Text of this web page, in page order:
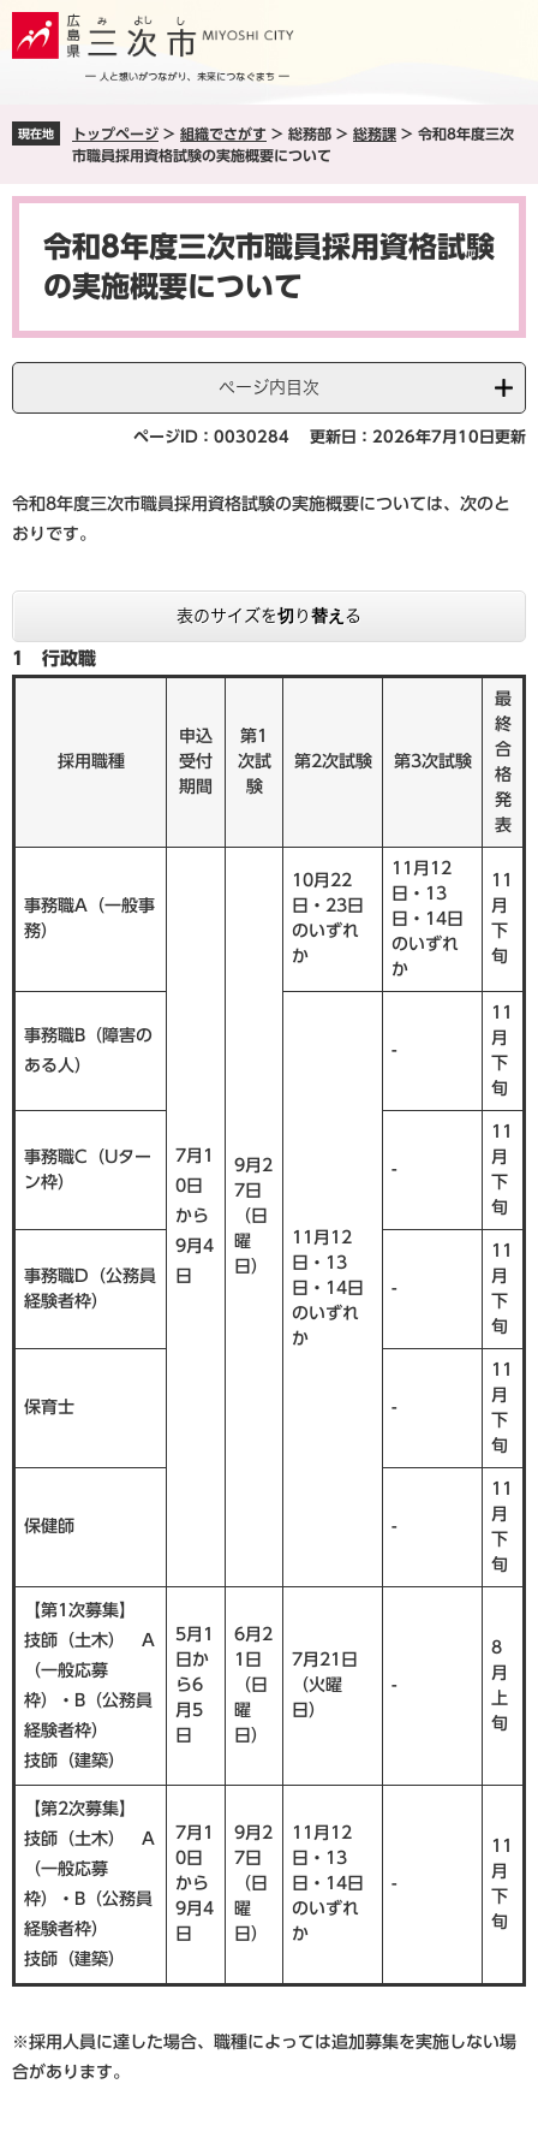
ペ
ジ
メ
ュ
現在地 トップページ > 組織でさがす > 総務部 > 総務課 > 令和8年度三次
市職員採用資格試験の実施概要について
本
令和8年度三次市職員採用資格試験
の実施概要について
ページ内目次
ページID：0030284 更新日：2026年7月10日更新
令和8年度三次市職員採用資格試験の実施概要については、次のと
おりです。
表のサイズを切り替える
1 行政職
採用職種
申込
受付
期間
第1
次試
験
第2次試験 第3次試験
最
終
合
格
発
表
事務職A（一般事
務）
7月1
0日
から
9月4
日
9月2
7日
（日
曜
日）
10月22
日・23日
のいずれ
か
11月12
日・13
日・14日
のいずれ
か
11
月
下
旬
事務職B（障害の
ある人）
11月12
日・13
日・14日
のいずれ
か
-
11
月
下
旬
事務職C（Uター
ン枠）
-
11
月
下
旬
事務職D（公務員
経験者枠）
-
11
月
下
旬
保育士 -
11
月
下
旬
保健師 -
11
月
下
旬
【第1次募集】
技師（土木） A
（一般応募
枠）・B（公務員
経験者枠）
技師（建築）
5月1
日か
ら6
月5
日
6月2
1日
（日
曜
日）
7月21日
（火曜
日）
-
8
月
上
旬
【第2次募集】
技師（土木） A
（一般応募
枠）・B（公務員
経験者枠）
技師（建築）
7月1
0日
から
9月4
日
9月2
7日
（日
曜
日）
11月12
日・13
日・14日
のいずれ
か
-
11
月
下
旬
​※採用人員に達した場合、職種によっては追加募集を実施しない場
合があります。